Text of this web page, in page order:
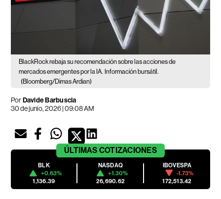
BlackRock rebaja su recomendación sobre las acciones de
mercados emergentes por la IA. Información bursátil.
(Bloomberg/Dimas Ardian)
PorDavide Barbuscia
30 de junio, 2026 | 09:08 AM
ÚLTIMAS COTIZACIONES
BLK
+0.63%
1,136.39
NASDAQ
+1.30%
26,690.62
IBOVESPA
-1.73%
172,513.42